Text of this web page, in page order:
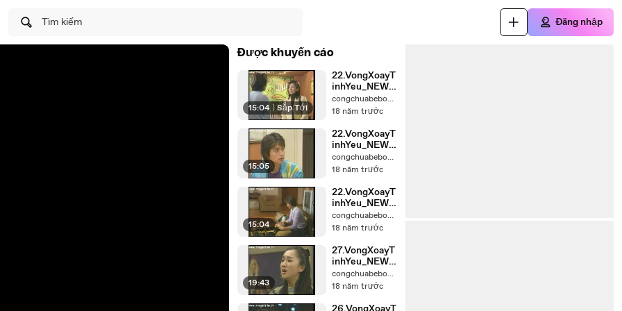
Tìm kiếm Đăng nhập
Được khuyến cáo
15:04 | Sắp Tới
22.VongXoayT
inhYeu_NEW_
chunk_4
congchuabebong
18 năm trước
15:05
22.VongXoayT
inhYeu_NEW_
chunk_3
congchuabebong
18 năm trước
15:04
22.VongXoayT
inhYeu_NEW_
chunk_2
congchuabebong
18 năm trước
19:43
27.VongXoayT
inhYeu_NEW_
chunk_3
congchuabebong
18 năm trước